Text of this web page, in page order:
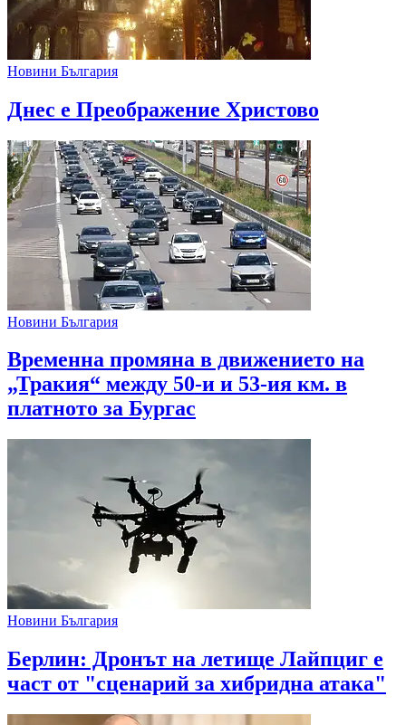
Новини България
Днес е Преображение Христово
Новини България
Временна промяна в движението на
„Тракия“ между 50-и и 53-ия км. в
платното за Бургас
Новини България
Берлин: Дронът на летище Лайпциг е
част от "сценарий за хибридна атака"